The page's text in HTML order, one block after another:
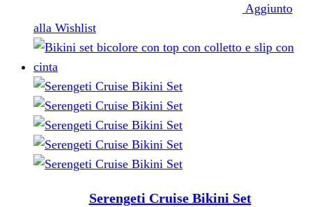
Aggiunto
alla Wishlist
Serengeti Cruise Bikini Set